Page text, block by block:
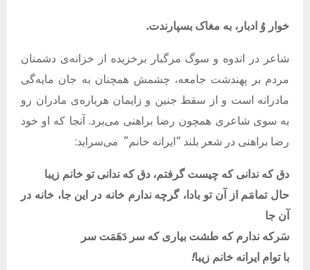
خوار وُ ادبار، به مغاک بسپارندت.
شاعر در اندوه و سوگ مرگبار برخزیده از خزانه‌ی دشمنان
مردم بر پهندشت جامعه، چشمش همچنان به جان مایه‌گی
مادرانه است و از سقط جنین و زایمان هرباره‌ی مادران رو
به سوی شاعری همچون رضا براهنی می‌برد. آنجا که او خود
رضا براهنی در شعر بلند “ایرانه خانم” می‌سراید:
دق که ندانی که چیست گرفتم، دق که ندانی تو خانم زیبا
حال تمامَم از آن تو بادا، گرچه ندارم خانه در این جا، خانه در
آن جا
سَرکه ندارم که طشت بیاری که سر دَهَمَت سر
با توام ایرانه خانم زیبا!